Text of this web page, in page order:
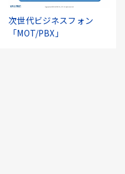
次世代ビジネスフォン
「MOT/PBX」